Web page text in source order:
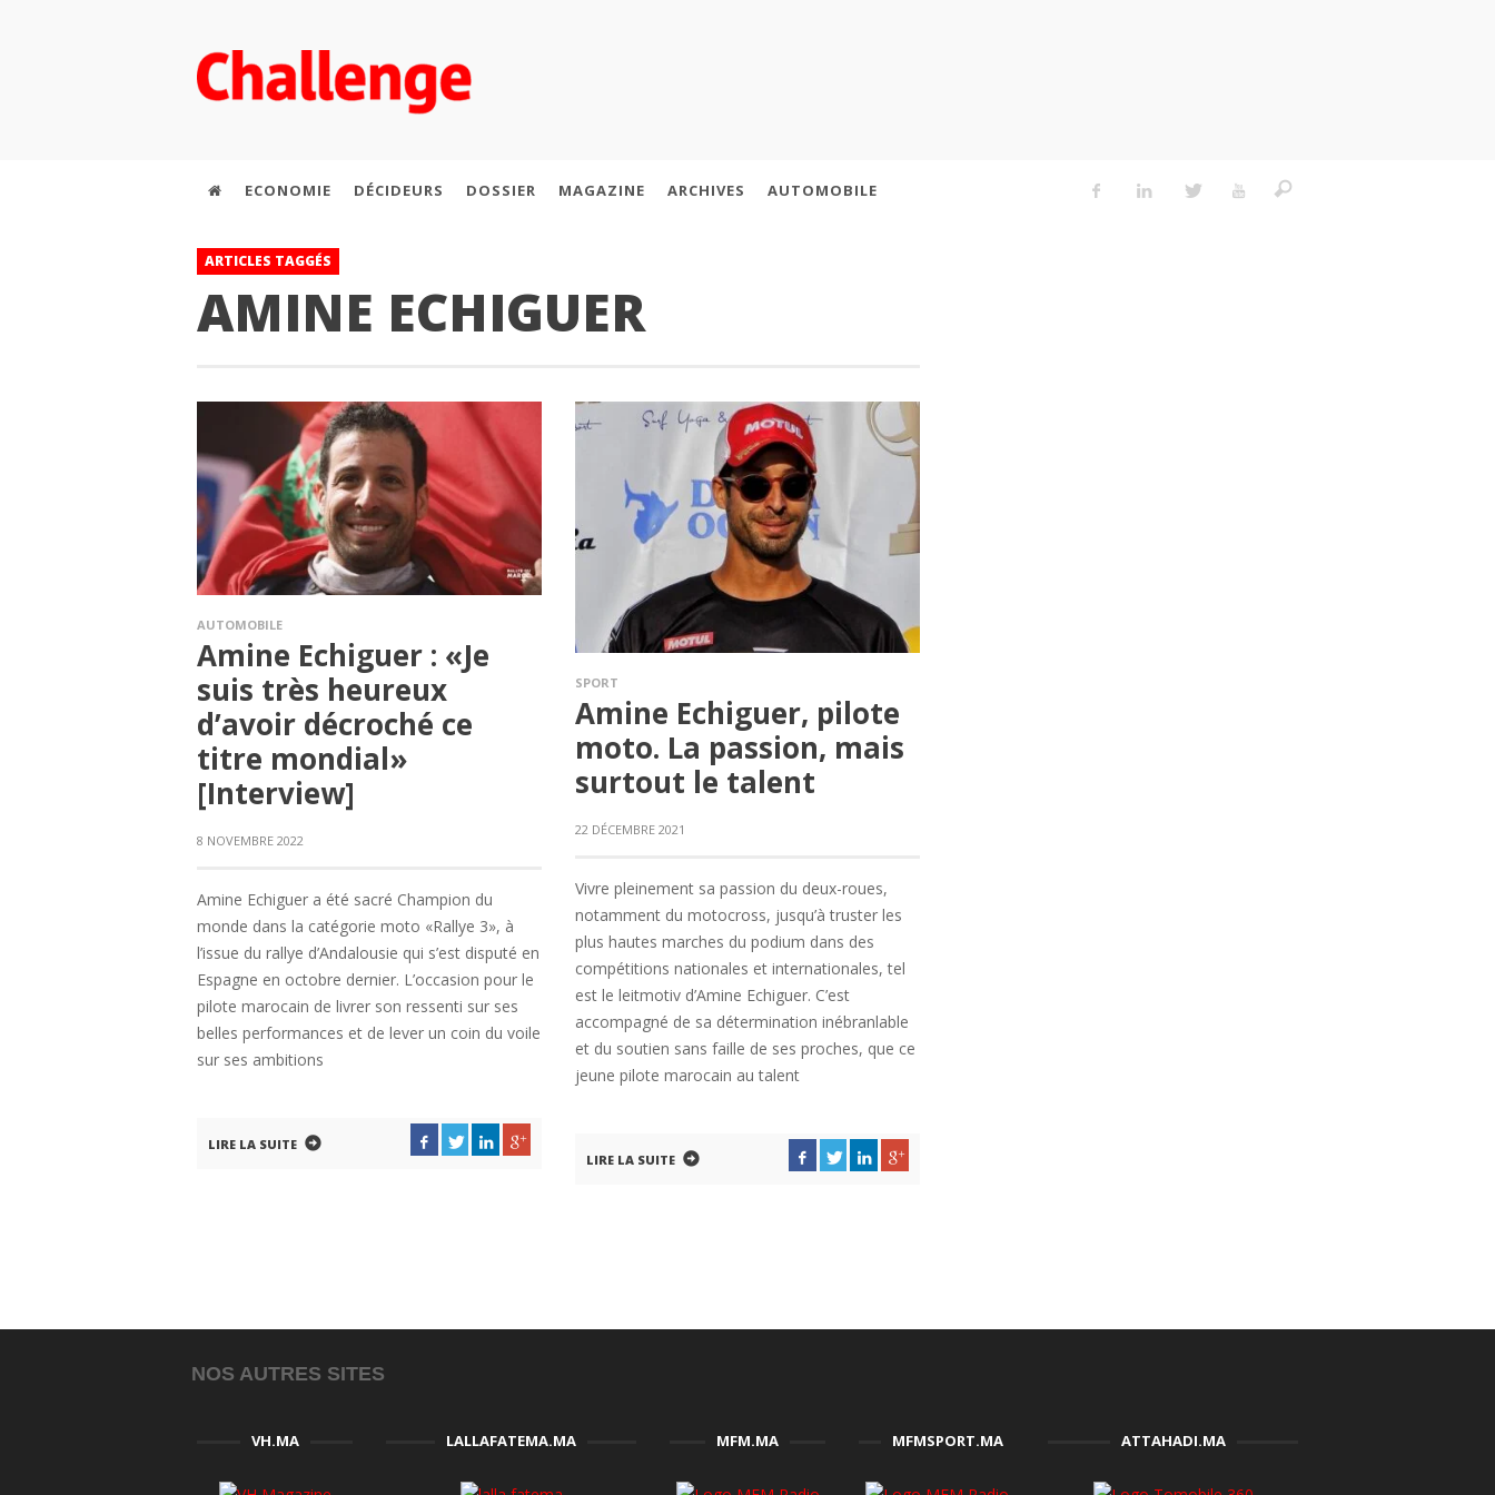
ECONOMIE DÉCIDEURS DOSSIER MAGAZINE ARCHIVES AUTOMOBILE
ARTICLES TAGGÉS
AMINE ECHIGUER
AUTOMOBILE
Amine Echiguer : «Je
suis très heureux
d’avoir décroché ce
titre mondial»
[Interview]
8 NOVEMBRE 2022
Amine Echiguer a été sacré Champion du
monde dans la catégorie moto «Rallye 3», à
l’issue du rallye d’Andalousie qui s’est disputé en
Espagne en octobre dernier. L’occasion pour le
pilote marocain de livrer son ressenti sur ses
belles performances et de lever un coin du voile
sur ses ambitions
LIRE LA SUITE
SPORT
Amine Echiguer, pilote
moto. La passion, mais
surtout le talent
22 DÉCEMBRE 2021
Vivre pleinement sa passion du deux-roues,
notamment du motocross, jusqu’à truster les
plus hautes marches du podium dans des
compétitions nationales et internationales, tel
est le leitmotiv d’Amine Echiguer. C’est
accompagné de sa détermination inébranlable
et du soutien sans faille de ses proches, que ce
jeune pilote marocain au talent
LIRE LA SUITE
NOS AUTRES SITES
VH.MA LALLAFATEMA.MA MFM.MA MFMSPORT.MA ATTAHADI.MA